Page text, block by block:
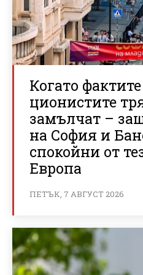
Когато
ционистите
замълчат –
на София и
спокойни от
Европа
ПЕТЪК, 7 АВГУСТ 2026